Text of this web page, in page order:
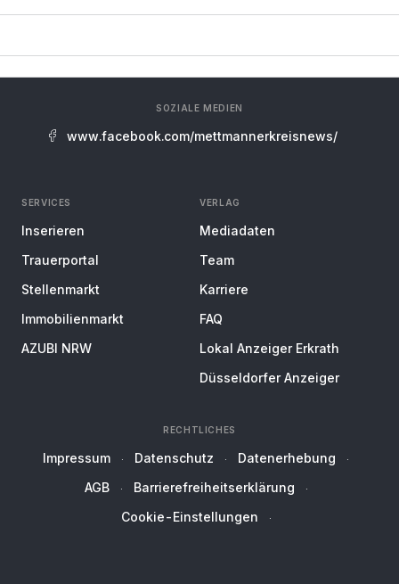
SOZIALE MEDIEN
www.facebook.com/mettmannerkreisnews/
SERVICES
Inserieren
Trauerportal
Stellenmarkt
Immobilienmarkt
AZUBI NRW
VERLAG
Mediadaten
Team
Karriere
FAQ
Lokal Anzeiger Erkrath
Düsseldorfer Anzeiger
RECHTLICHES
Impressum Datenschutz
Datenerhebung
AGB
Barrierefreiheitserklärung
Cookie-Einstellungen